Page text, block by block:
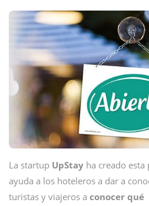
La startup UpStay ha creado
ayuda a los hoteleros a dar a
turistas y viajeros a conocer qué